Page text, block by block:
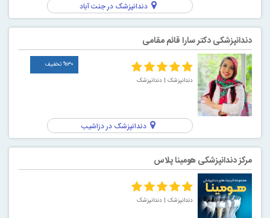
دندانپزشک در جنت آباد
دندانپزشکی دکتر سارا قائم مقامی
%۳۰ تخفیف
دندانپزشک | دندانپزشک
دندانپزشک در دزاشیب
مرکز دندانپزشکی هومینا پلاس
دندانپزشک | دندانپزشک